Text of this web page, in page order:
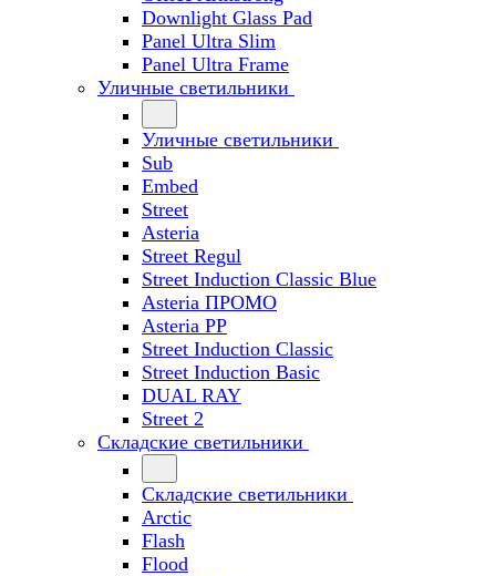
Downlight Glass Pad
Panel Ultra Slim
Panel Ultra Frame
Уличные светильники
Уличные светильники
Sub
Embed
Street
Asteria
Street Regul
Street Induction Classic Blue
Asteria ПРОМО
Asteria PP
Street Induction Classic
Street Induction Basic
DUAL RAY
Street 2
Складские светильники
Складские светильники
Arctic
Flash
Flood